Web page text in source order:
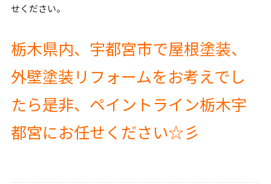
せください。
栃木県内、宇都宮市で屋根塗装、
外壁塗装リフォームをお考えでし
たら是非、ペイントライン栃木宇
都宮にお任せください☆彡